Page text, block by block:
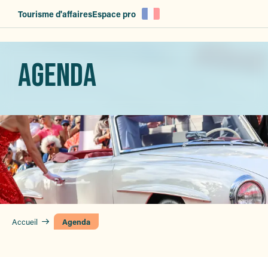
Tourisme d'affairesEspace pro
AGENDA
Accueil Agenda